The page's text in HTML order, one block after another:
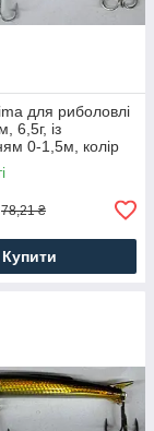
для риболовлі
6,5г, із
0-1,5м, колір
78,21 ₴
Купити